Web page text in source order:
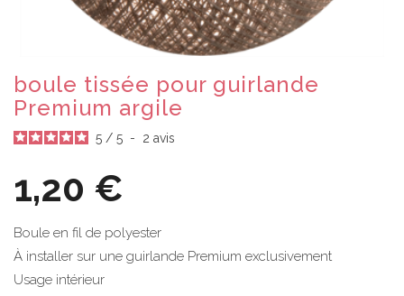
boule tissée pour guirlande
Premium argile
5 / 5 - 2 avis
1,20 €
Boule en fil de polyester
À installer sur une guirlande Premium exclusivement
Usage intérieur